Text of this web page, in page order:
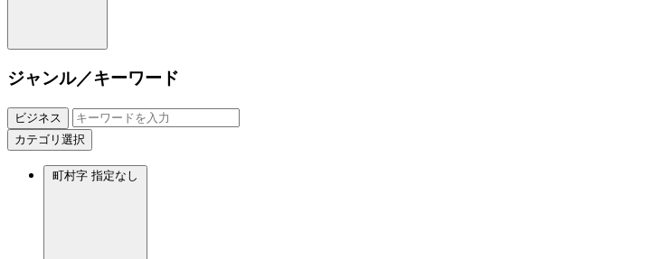
ジャンル／キーワード
ビジネス
カテゴリ選択
町村字 指定なし